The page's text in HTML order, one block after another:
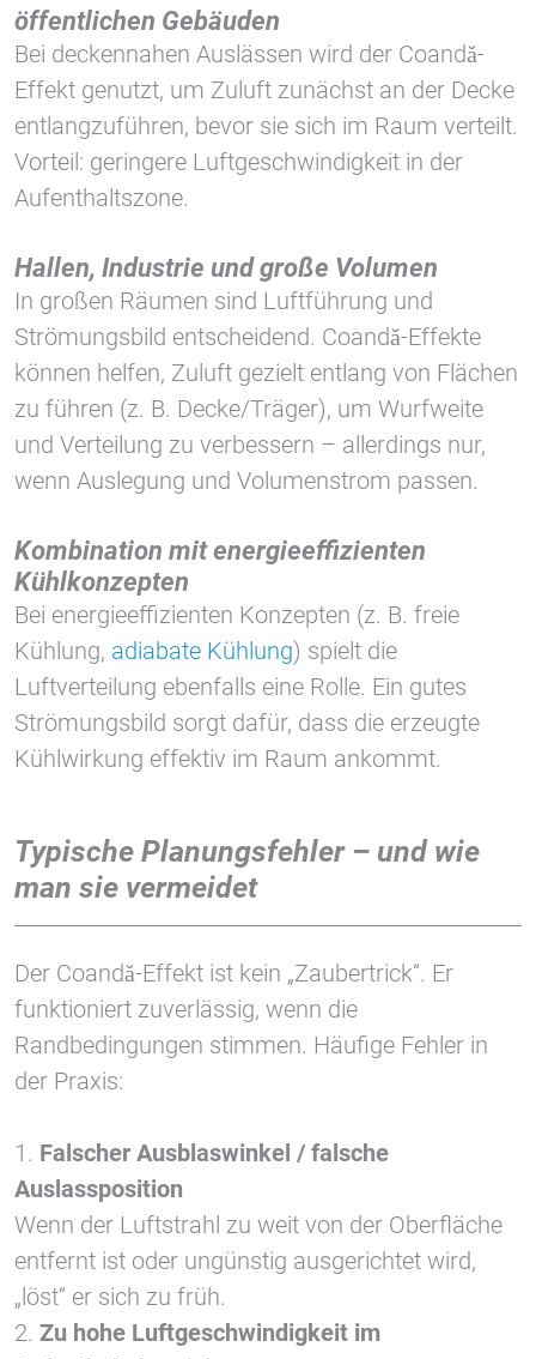
öffentlichen Gebäuden
Bei deckennahen Auslässen wird der Coandă-
Effekt genutzt, um Zuluft zunächst an der Decke
entlangzuführen, bevor sie sich im Raum verteilt.
Vorteil: geringere Luftgeschwindigkeit in der
Aufenthaltszone.
Hallen, Industrie und große Volumen
In großen Räumen sind Luftführung und
Strömungsbild entscheidend. Coandă-Effekte
können helfen, Zuluft gezielt entlang von Flächen
zu führen (z. B. Decke/Träger), um Wurfweite
und Verteilung zu verbessern – allerdings nur,
wenn Auslegung und Volumenstrom passen.
Kombination mit energieeffizienten
Kühlkonzepten
Bei energieeffizienten Konzepten (z. B. freie
Kühlung, adiabate Kühlung) spielt die
Luftverteilung ebenfalls eine Rolle. Ein gutes
Strömungsbild sorgt dafür, dass die erzeugte
Kühlwirkung effektiv im Raum ankommt.
Typische Planungsfehler – und wie
man sie vermeidet
Der Coandă-Effekt ist kein „Zaubertrick“. Er
funktioniert zuverlässig, wenn die
Randbedingungen stimmen. Häufige Fehler in
der Praxis:
1. Falscher Ausblaswinkel / falsche
Auslassposition
Wenn der Luftstrahl zu weit von der Oberfläche
entfernt ist oder ungünstig ausgerichtet wird,
„löst“ er sich zu früh.
2. Zu hohe Luftgeschwindigkeit im